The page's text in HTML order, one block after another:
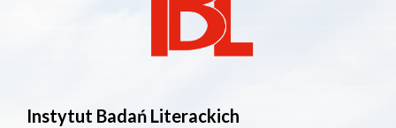
Instytut Badań Literackich